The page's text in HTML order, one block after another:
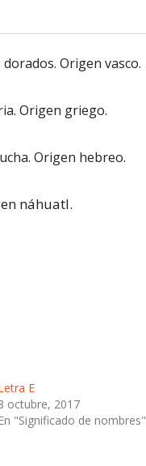
Origen vasco.
Origen griego.
Origen hebreo.
náhuatl.
E
octubre, 2017
En "Significado de nombres"